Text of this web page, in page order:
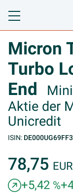
Toggle
Micron
Turbo
End
Aktie der
Unicredit
ISIN: DE000UG69FF3
78,75 EUR
+5,42 %